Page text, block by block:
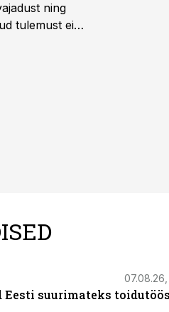
ning
tulemust ei
Eesti suurimateks